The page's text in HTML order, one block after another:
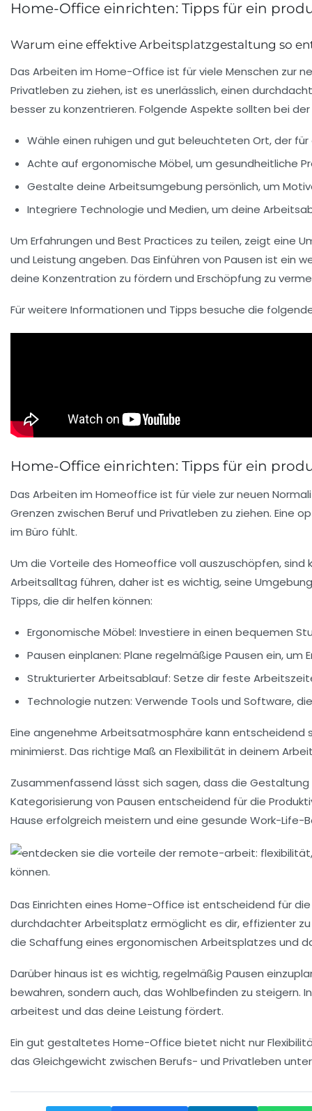
Home-Office einrichten: Tipps für ein
Warum eine effektive Arbeitsplatzgestaltung so
Das Arbeiten im Home-Office ist für viele Menschen zur
Privatleben zu ziehen, ist es unerlässlich, einen
besser zu konzentrieren. Folgende Aspekte sollten bei
Wähle einen ruhigen und gut beleuchteten Ort, der
Achte auf ergonomische Möbel, um gesundheitliche
Gestalte deine Arbeitsumgebung persönlich, um
Integriere Technologie und Medien, um deine
Um Erfahrungen und Best Practices zu teilen, zeigt eine
und Leistung angeben. Das Einführen von Pausen ist ein
deine Konzentration zu fördern und Erschöpfung zu
Für weitere Informationen und Tipps besuche die
Home-Office einrichten: Tipps für ein
Das Arbeiten im Homeoffice ist für viele zur neuen
Grenzen zwischen Beruf und Privatleben zu ziehen. Eine
im Büro fühlt.
Um die Vorteile des Homeoffice voll auszuschöpfen, sind
Arbeitsalltag führen, daher ist es wichtig, seine
Tipps, die dir helfen können:
Ergonomische Möbel: Investiere in einen bequemen
Pausen einplanen: Plane regelmäßige Pausen ein, um
Strukturierter Arbeitsablauf: Setze dir feste
Technologie nutzen: Verwende Tools und Software,
Eine angenehme Arbeitsatmosphäre kann entscheidend
minimierst. Das richtige Maß an Flexibilität in deinem
Zusammenfassend lässt sich sagen, dass die
Kategorisierung von Pausen entscheidend für die
Hause erfolgreich meistern und eine gesunde Work-Life-
Das Einrichten eines Home-Office ist entscheidend für
durchdachter Arbeitsplatz ermöglicht es dir, effizienter
die Schaffung eines ergonomischen Arbeitsplatzes und
Darüber hinaus ist es wichtig, regelmäßig Pausen
bewahren, sondern auch, das Wohlbefinden zu steigern.
arbeitest und das deine Leistung fördert.
Ein gut gestaltetes Home-Office bietet nicht nur
das Gleichgewicht zwischen Berufs- und Privatleben